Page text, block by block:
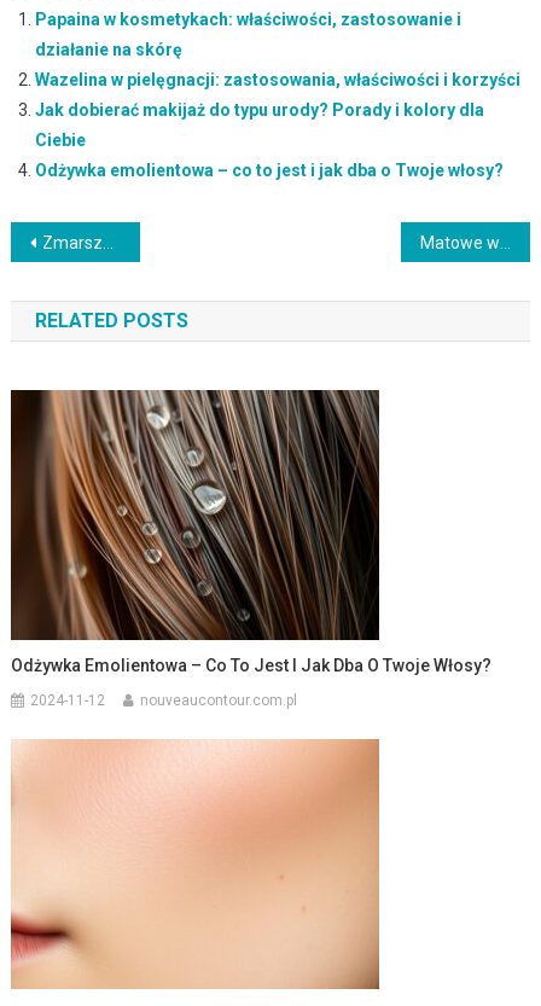
Papaina w kosmetykach: właściwości, zastosowanie i
działanie na skórę
Wazelina w pielęgnacji: zastosowania, właściwości i korzyści
Jak dobierać makijaż do typu urody? Porady i kolory dla
Ciebie
Odżywka emolientowa – co to jest i jak dba o Twoje włosy?
Nawigacja
wpisu
Zmarszczki wokół ust – przyczyny, pielęgnacja i metody redukcji
RELATED POSTS
Odżywka Emolientowa – Co To Jest I Jak Dba O Twoje Włosy?
2024-11-12 nouveaucontour.com.pl